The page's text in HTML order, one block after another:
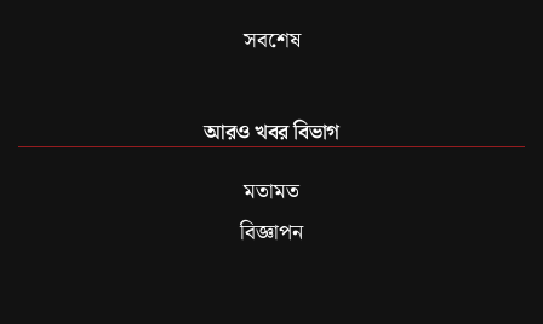
সবশেষ
আরও খবর বিভাগ
মতামত
বিজ্ঞাপন